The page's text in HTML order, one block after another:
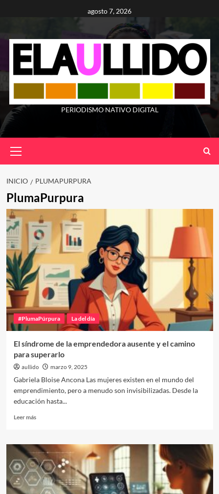
agosto 7, 2026
PERIODISMO NATIVO DIGITAL
principal
INICIO PLUMAPURPURA
PlumaPurpura
#PlumaPúrpura La del día
El síndrome de la emprendedora ausente y el camino
para superarlo
aullido marzo 9, 2025
Gabriela Bloise Ancona Las mujeres existen en el mundo del
emprendimiento, pero a menudo son invisibilizadas. Desde la
educación hasta...
Leer másLeer
El
síndrome
de
la
emprendedora
ausente